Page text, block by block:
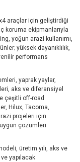
araçlar için geliştirdiği
koruma ekipmanlarıyla
yoğun arazi kullanımı,
yüksek dayanıklılık,
performans
yaprak yaylar,
aks ve diferansiyel
çeşitli off-road
Hilux, Tacoma,
projeleri için
çözümleri
üretim yılı, aks ve
yapılacak